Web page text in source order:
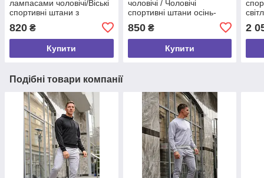
лампасами чоловічі/Віські
спортивні штани з
осінь
820 ₴
Купити
чоловічі / Чоловічі
спортивні штани осінь-
850₴
Купити
2
Подібні товари компанії